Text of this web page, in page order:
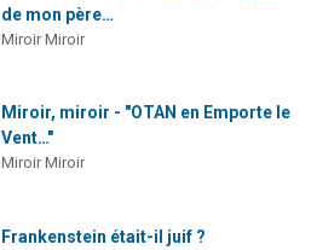
de mon père…
Miroir Miroir
Miroir, miroir - "OTAN en Emporte le
Vent…"
Miroir Miroir
Frankenstein était-il juif ?